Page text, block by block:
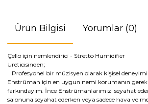
Ürün Bilgisi Yorumlar (0)
Çello için nemlendirici - Stretto Humidifier
Üreticisinden;
Profesyonel bir müzisyen olarak kişisel
Enstrüman için en uygun nemi korumanın
farkındayım. İnce Enstrümanlarımızı seyahat
salonuna seyahat ederken veya sadece hava ve